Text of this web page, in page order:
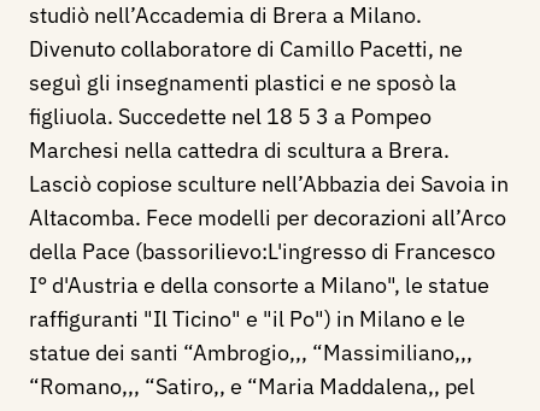
studiò nell’Accademia di Brera a Milano.
Divenuto collaboratore di Camillo Pacetti, ne
seguì gli insegnamenti plastici e ne sposò la
figliuola. Succedette nel 18 5 3 a Pompeo
Marchesi nella cattedra di scultura a Brera.
Lasciò copiose sculture nell’Abbazia dei Savoia in
Altacomba. Fece modelli per decorazioni all’Arco
della Pace (bassorilievo:L'ingresso di Francesco
I° d'Austria e della consorte a Milano", le statue
raffiguranti "Il Ticino" e "il Po") in Milano e le
statue dei santi “Ambrogio,,, “Massimiliano,,,
“Romano,,, “Satiro,, e “Maria Maddalena,, pel